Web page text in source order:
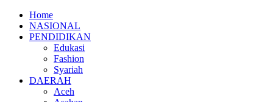
Home
NASIONAL
PENDIDIKAN
Edukasi
Fashion
Syariah
DAERAH
Aceh